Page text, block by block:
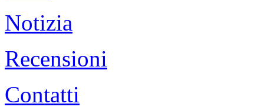
Notizia
Recensioni
Contatti